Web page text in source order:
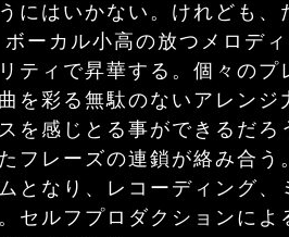
にはいかない。けれども
ーカル小高の放つメロデ
ティで昇華する。個々の
を彩る無駄のないアレン
を感じとる事ができるだ
フレーズの連鎖が絡み合
となり、レコーディング
セルフプロダクションに